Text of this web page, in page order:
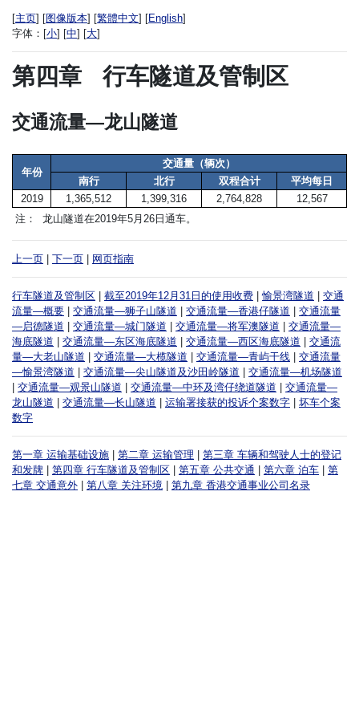
[主页] [图像版本] [繁體中文] [English]
字体： [小] [中] [大]
第四章 行车隧道及管制区
交通流量—龙山隧道
年份
交通量（辆次）
南行
北行 双程合计
平均每日
2019
1,365,512 1,399,316 2,764,828
12,567
注：
龙山隧道在2019年5月26日通车。
上一页 下一页 网页指南
行车隧道及管制区 截至2019年12月31日的使用收费 |愉景湾隧道
交通
流量—概要
交通流量—狮子山隧道 交通流量—香港仔隧道
交通流量
—启德隧道
交通流量—城门隧道 交通流量—将军澳隧道
交通流量—
海底隧道
交通流量—东区海底隧道 交通流量—西区海底隧道
交通流
量—大老山隧道
交通流量—大榄隧道 交通流量—青屿干线
交通流量
—愉景湾隧道
交通流量—尖山隧道及沙田岭隧道
交通流量—机场隧道
交通流量—观景山隧道 交通流量—中环及湾仔绕道隧道
交通流量—
龙山隧道
交通流量—长山隧道 运输署接获的投诉个案数字
坏车个案
数字
第一章 运输基础设施 第二章 运输管理
第三章 车辆和驾驶人士的登记
和发牌
第四章 行车隧道及管制区 第五章 公共交通 第六章 泊车
第
七章 交通意外
第八章 关注环境 第九章 香港交通事业公司名录